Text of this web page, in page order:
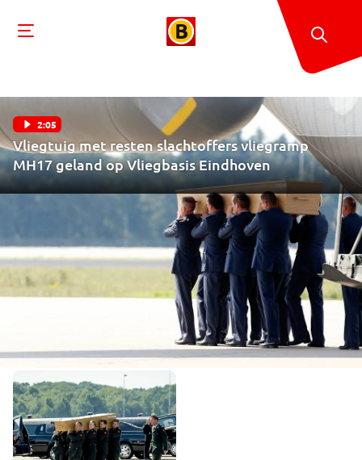
2:05
Vliegtuig met resten slachtoffers vliegramp
MH17 geland op Vliegbasis Eindhoven